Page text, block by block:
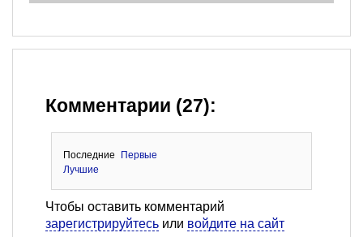
Комментарии (27):
Последние
Первые
Лучшие
Чтобы оставить комментарий
зарегистрируйтесь или войдите на сайт